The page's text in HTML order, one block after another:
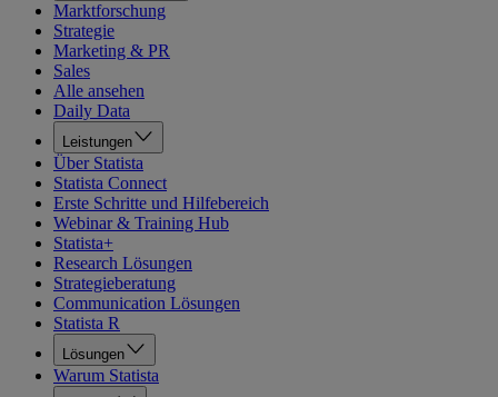
Marktforschung
Strategie
Marketing & PR
Sales
Alle ansehen
Daily Data
Leistungen
Über Statista
Statista Connect
Erste Schritte und Hilfebereich
Webinar & Training Hub
Statista+
Research Lösungen
Strategieberatung
Communication Lösungen
Statista R
Lösungen
Warum Statista